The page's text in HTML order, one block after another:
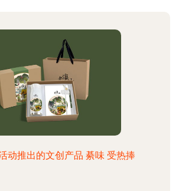
动推出的文创产品 綦味 受热捧